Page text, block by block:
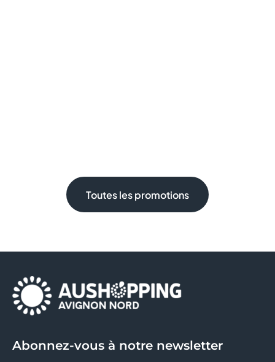
Toutes les promotions
Abonnez-vous à notre newsletter